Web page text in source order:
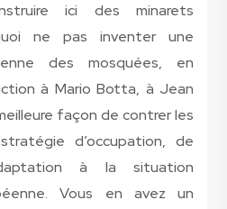
ici des minarets
ne pas inventer une
des mosquées, en
à Mario Botta, à Jean
façon de contrer les
d’occupation, de
à la situation
Vous en avez un